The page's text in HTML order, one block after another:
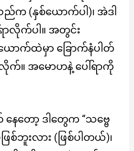
က (နှစ်ယောက်ပါ)၊ အဲဒါ
ာလိုက်ပါ။ အတွင်း
ာက်ထဲမှာ ခြောက်နံပါတ်
က်။ အမောဟနဲ့ ပေါ်ရာကို
နေတော့ ဒါတွေက “သဗ္ဗေ
ဖြစ်ဘူးလား (ဖြစ်ပါတယ်)၊